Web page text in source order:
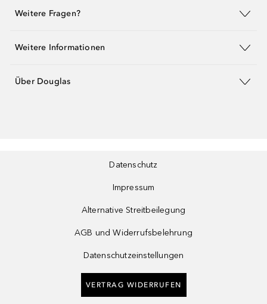
Weitere Fragen?
Weitere Informationen
Über Douglas
Datenschutz
Impressum
Alternative Streitbeilegung
AGB und Widerrufsbelehrung
Datenschutzeinstellungen
VERTRAG WIDERRUFEN